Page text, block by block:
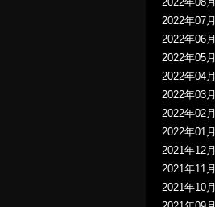
2022年07月
2022年06月
2022年05月
2022年04月
2022年03月
2022年02月
2022年01月
2021年12月
2021年11月
2021年10月